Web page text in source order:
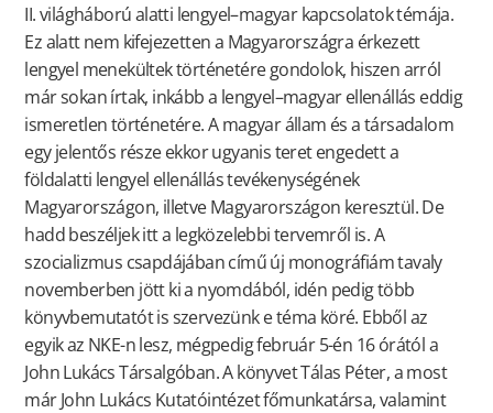
II. világháború alatti lengyel–magyar kapcsolatok témája.
Ez alatt nem kifejezetten a Magyarországra érkezett
lengyel menekültek történetére gondolok, hiszen arról
már sokan írtak, inkább a lengyel–magyar ellenállás eddig
ismeretlen történetére. A magyar állam és a társadalom
egy jelentős része ekkor ugyanis teret engedett a
földalatti lengyel ellenállás tevékenységének
Magyarországon, illetve Magyarországon keresztül. De
hadd beszéljek itt a legközelebbi tervemről is. A
szocializmus csapdájában című új monográfiám tavaly
novemberben jött ki a nyomdából, idén pedig több
könyvbemutatót is szervezünk e téma köré. Ebből az
egyik az NKE-n lesz, mégpedig február 5-én 16 órától a
John Lukács Társalgóban. A könyvet Tálas Péter, a most
már John Lukács Kutatóintézet főmunkatársa, valamint